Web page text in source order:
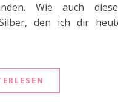
Wie auch
den ich dir